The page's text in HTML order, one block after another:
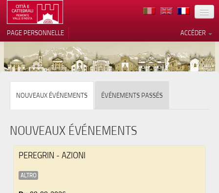
TERRITOIRE
ARCHITECTURE
EVÉNEMENTS
ACCUEIL
ACCÉDER
PAGE PERSONNELLE
NOUVEAUX ÉVÉNEMENTS ÉVÉNEMENTS PASSÉS
NOUVEAUX ÉVÉNEMENTS
PEREGRIN - AZIONI
ALTRO
Vos choix en matière de
confidentialité